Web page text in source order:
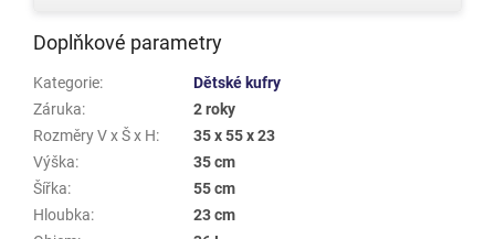
Doplňkové parametry
Kategorie:
Dětské kufry
Záruka:
2 roky
Rozměry V x Š x H:
35 x 55 x 23
Výška:
35 cm
Šířka:
55 cm
Hloubka:
23 cm